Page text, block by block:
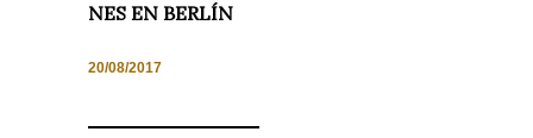
NES EN BERLÍN
20/08/2017